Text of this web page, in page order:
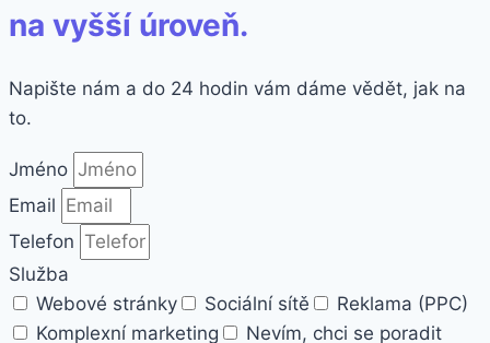
na vyšší úroveň.
Napište nám a do 24 hodin vám dáme vědět, jak na
to.
Jméno
Email
Telefon
Služba
Webové stránky
Sociální sítě
Reklama (PPC)
Komplexní marketing
Nevím, chci se poradit